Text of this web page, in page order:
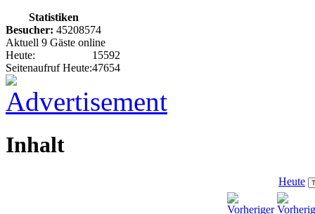
Statistiken
Besucher: 45208574
Aktuell 9 Gäste online
Heute:
15592
Seitenaufruf Heute:47654
Inhalt
Heute